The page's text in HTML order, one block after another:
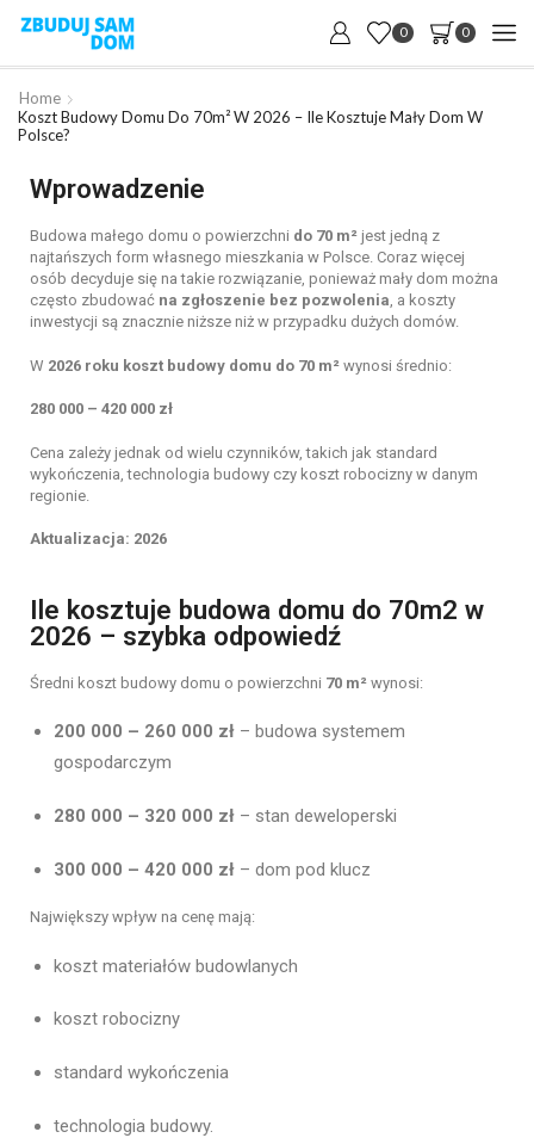
0 0
Home
Koszt Budowy Domu Do 70m² W 2026 – Ile Kosztuje Mały Dom W
Polsce?
Wprowadzenie
Budowa małego domu o powierzchni do 70 m² jest jedną z
najtańszych form własnego mieszkania w Polsce. Coraz więcej
osób decyduje się na takie rozwiązanie, ponieważ mały dom można
często zbudować na zgłoszenie bez pozwolenia, a koszty
inwestycji są znacznie niższe niż w przypadku dużych domów.
W 2026 roku koszt budowy domu do 70 m² wynosi średnio:
280 000 – 420 000 zł
Cena zależy jednak od wielu czynników, takich jak standard
wykończenia, technologia budowy czy koszt robocizny w danym
regionie.
Aktualizacja: 2026
Ile kosztuje budowa domu do 70m2 w
2026 – szybka odpowiedź
Średni koszt budowy domu o powierzchni 70 m² wynosi:
200 000 – 260 000 zł – budowa systemem
gospodarczym
280 000 – 320 000 zł – stan deweloperski
300 000 – 420 000 zł – dom pod klucz
Największy wpływ na cenę mają:
koszt materiałów budowlanych
koszt robocizny
standard wykończenia
technologia budowy.